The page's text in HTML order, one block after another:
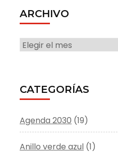
ARCHIVO
ARCHIVO
CATEGORÍAS
Agenda 2030 (19)
Anillo verde azul (1)